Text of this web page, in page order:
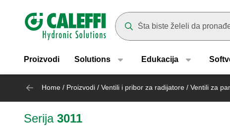
Header main navigation
Proizvodi Solutions Edukacija
Home / Proizvodi / Ventili i pribor za radijatore / Ventili za
Serija 3011